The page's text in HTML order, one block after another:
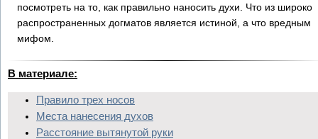
посмотреть на то, как правильно наносить духи. Что из широко
распространенных догматов является истиной, а что вредным
мифом.
В материале:
Правило трех носов
Места нанесения духов
Расстояние вытянутой руки